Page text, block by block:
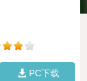
PC下载